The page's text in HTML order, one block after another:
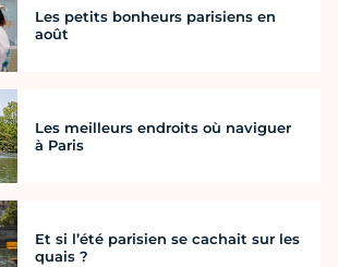
Les petits bonheurs parisiens en
août
Les meilleurs endroits où naviguer
à Paris
Et si l’été parisien se cachait sur les
quais ?